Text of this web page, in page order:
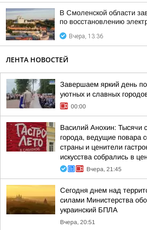
В Смоленской области
по восстановлению
Вчера, 13:36
ЛЕНТА НОВОСТЕЙ
Завершаем яркий день
уютных и славных
00:00
Василий Анохин: Тысячи
города, ведущие повара
страны и ценители
искусства собрались в
Вчера, 21:45
Сегодня днем над
силами Министерства
украинский БПЛА
Вчера, 20:51